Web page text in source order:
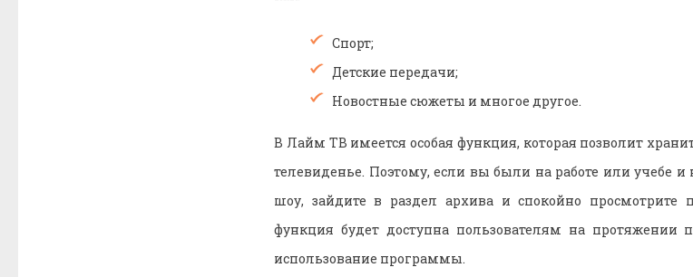
Спорт;
Детские передачи;
Новостные сюжеты и многое другое.
В Лайм ТВ имеется особая функция, которая позволит
телевиденье. Поэтому, если вы были на работе или учебе
шоу, зайдите в раздел архива и спокойно просмотрите
функция будет доступна пользователям на
использование программы.